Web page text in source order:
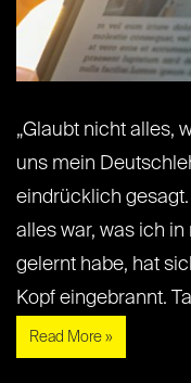
„Glaubt nicht alles,
uns mein
eindrücklich
alles war, was ich
gelernt habe, hat
Kopf eingebrannt.
Read More »